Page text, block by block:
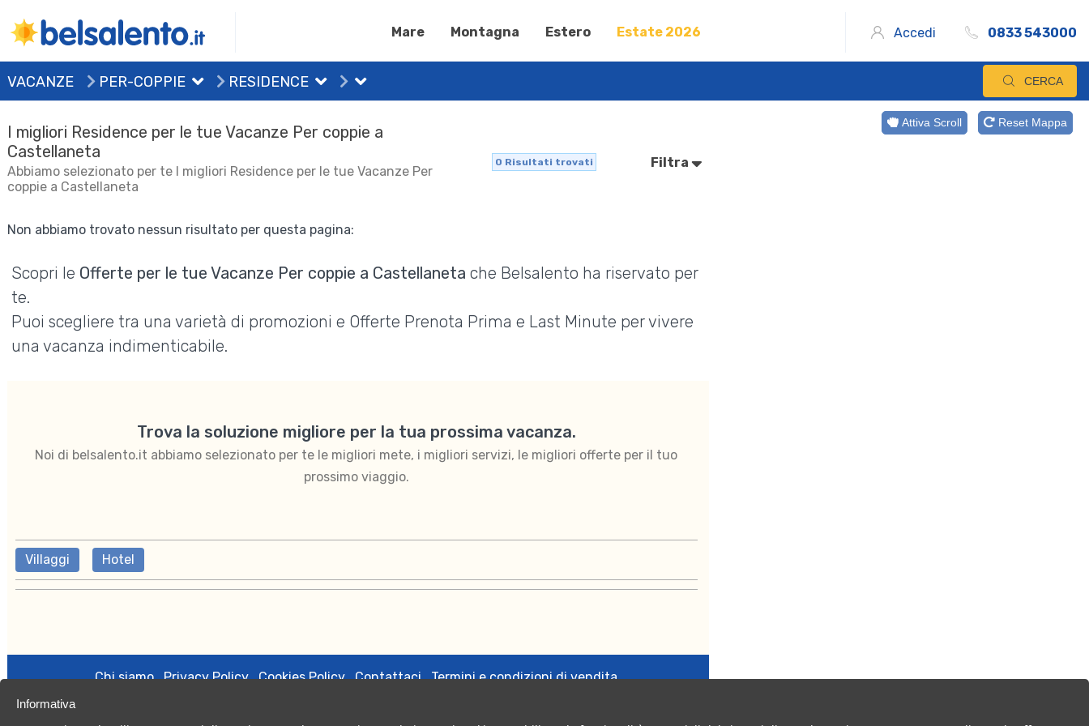
Mare Montagna Estero Estate 2026 Accedi 0833 543000
VACANZE PER-COPPIE RESIDENCE CERCA
I migliori Residence per le tue Vacanze Per coppie a
Castellaneta
Abbiamo selezionato per te I migliori Residence per le tue Vacanze Per
coppie a Castellaneta
0 Risultati trovati Filtra
Non abbiamo trovato nessun risultato per questa pagina:
Scopri le Offerte per le tue Vacanze Per coppie a Castellaneta che Belsalento ha riservato per
te.
Puoi scegliere tra una varietà di promozioni e Offerte Prenota Prima e Last Minute per vivere
una vacanza indimenticabile.
Trova la soluzione migliore per la tua prossima vacanza.
Noi di belsalento.it abbiamo selezionato per te le migliori mete, i migliori servizi, le migliori offerte per il tuo
prossimo viaggio.
Villaggi Hotel
Chi siamo Privacy Policy Cookies Policy Contattaci Termini e condizioni di vendita
Attiva Scroll Reset Mappa
Informativa